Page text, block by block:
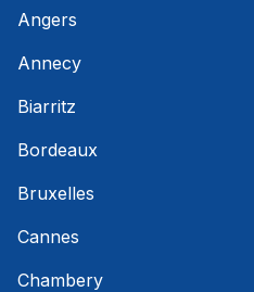
Angers
Annecy
Biarritz
Bordeaux
Bruxelles
Cannes
Chambery